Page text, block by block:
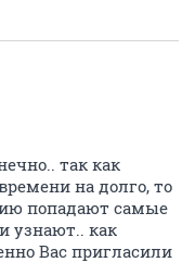
так как
на долго, то
попадают самые
узнают.. как
Вас пригласили